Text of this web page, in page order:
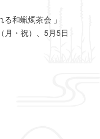
和蝋燭茶会 」
月・祝）、5月5日